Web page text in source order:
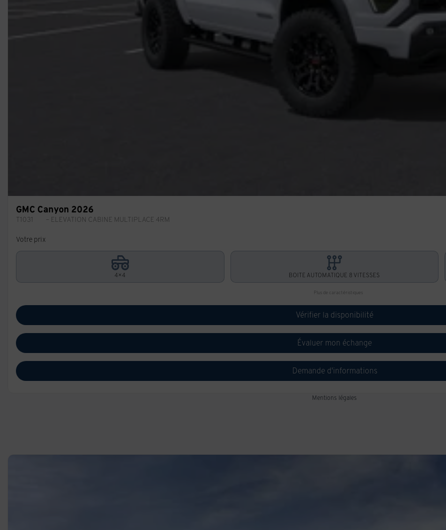
GMC Canyon 2026
T1031 – ELEVATION CABINE MULTIPLACE 4RM
Votre prix
4×4 BOITE AUTOMATIQUE 8 VITESSES
Plus de caractéristiques
Vérifier la disponibilité
Évaluer mon échange
Demande d'informations
Mentions légales